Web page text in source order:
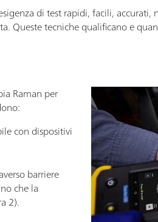
di test rapidi, facili,
Queste tecniche qualificano e
Raman per
con dispositivi
barriere
che la
2).